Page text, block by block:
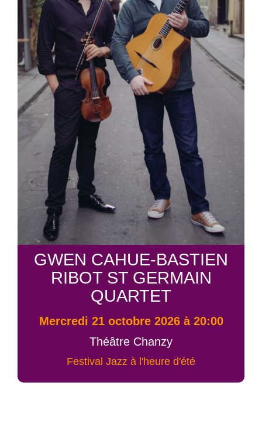
GWEN CAHUE-BASTIEN
RIBOT ST GERMAIN
QUARTET
mercredi 21 octobre 2026 à 20:00
Théâtre Chanzy
Festival Jazz à l'heure d'été